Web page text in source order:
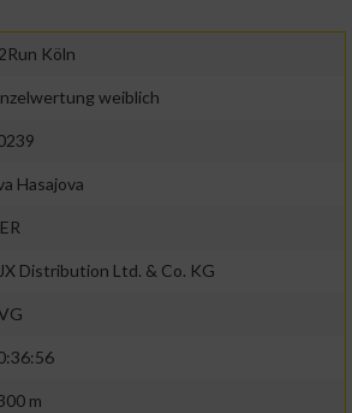
Köln
weiblich
Hasajova
Distribution Ltd. & Co. KG
m